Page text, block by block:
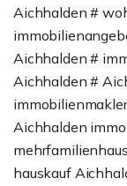
Aichhalden #
Aichhalden #
Aichhalden #
Aichhalden
hauskauf